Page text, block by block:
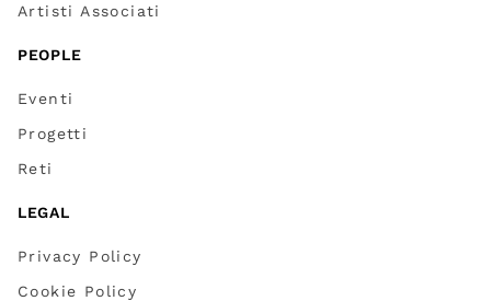
Artisti Associati
PEOPLE
Eventi
Progetti
Reti
LEGAL
Privacy Policy
Cookie Policy